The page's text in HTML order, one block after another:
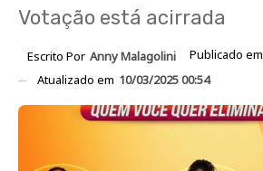
Votação está acirrada
Escrito Por Anny Malagolini Publicado em
Atualizado em 10/03/2025 00:54